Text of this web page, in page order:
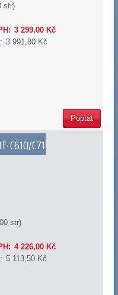
str)
3 299,00 Kč
3 991,80 Kč
Poptat
C610/C711
str)
4 226,00 Kč
5 113,50 Kč